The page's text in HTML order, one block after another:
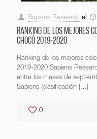
Sapiens Research el
Ranking de los mejores
Chocó 2019-2020
Ranking de los mejores
2019-2020 Sapiens
entre los meses de
Sapiens (clasificación […]
0